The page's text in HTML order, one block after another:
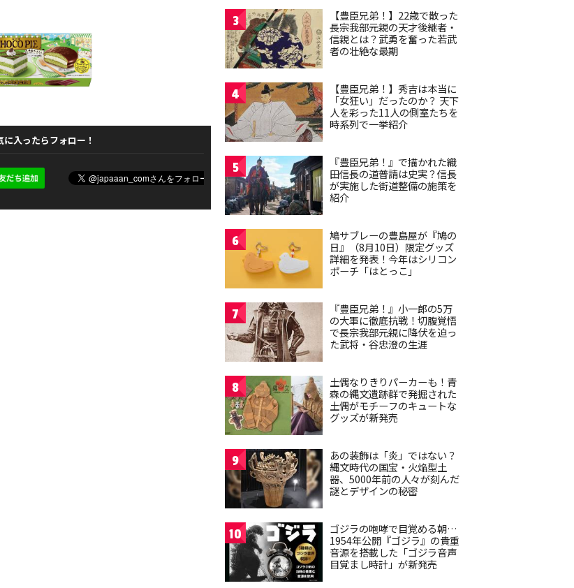
に入ったらフォロー！
3
【豊臣兄弟！】22歳で散った
長宗我部元親の天才後継者・
信親とは？武勇を奮った若武
者の壮絶な最期
4
【豊臣兄弟！】秀吉は本当に
「女狂い」だったのか？ 天下
人を彩った11人の側室たちを
時系列で一挙紹介
5
『豊臣兄弟！』で描かれた織
田信長の道普請は史実？信長
が実施した街道整備の施策を
紹介
6
鳩サブレーの豊島屋が『鳩の
日』（8月10日）限定グッズ
詳細を発表！今年はシリコン
ポーチ「はとっこ」
7
『豊臣兄弟！』小一郎の5万
の大軍に徹底抗戦！切腹覚悟
で長宗我部元親に降伏を迫っ
た武将・谷忠澄の生涯
8
土偶なりきりパーカーも！青
森の縄文遺跡群で発掘された
土偶がモチーフのキュートな
グッズが新発売
9
あの装飾は「炎」ではない？
縄文時代の国宝・火焔型土
器、5000年前の人々が刻んだ
謎とデザインの秘密
10
ゴジラの咆哮で目覚める朝…
1954年公開『ゴジラ』の貴重
音源を搭載した「ゴジラ音声
目覚まし時計」が新発売